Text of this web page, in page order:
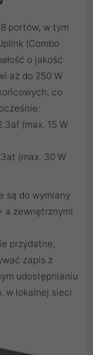
portów, w tym
(Combo
o jakość
aż do 250 W
co
(max. 15 W
(max. 30 W
są do wymiany
a zewnętrznymi
przydatne,
zapis z
udostępnianiu
w lokalnej sieci